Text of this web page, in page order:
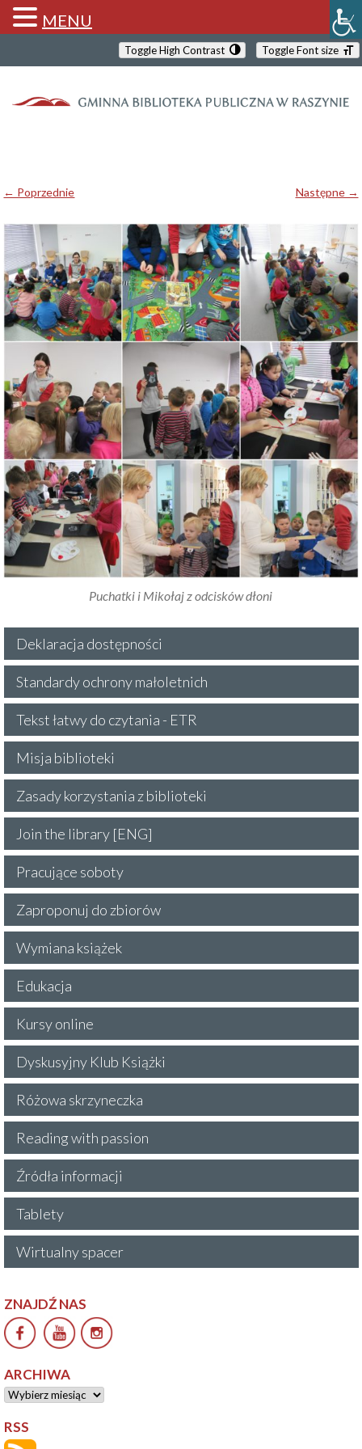
Toggle High Contrast Toggle Font size
← Poprzednie Następne →
Puchatki i Mikołaj z odcisków dłoni
Deklaracja dostępności
Standardy ochrony małoletnich
Tekst łatwy do czytania - ETR
Misja biblioteki
Zasady korzystania z biblioteki
Join the library [ENG]
Pracujące soboty
Zaproponuj do zbiorów
Wymiana książek
Edukacja
Kursy online
Dyskusyjny Klub Książki
Różowa skrzyneczka
Reading with passion
Źródła informacji
Tablety
Wirtualny spacer
ZNAJDŹ NAS
ARCHIWA
Archiwa
RSS
MENU